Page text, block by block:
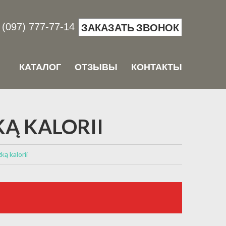
ЗАКАЗАТЬ ЗВОНОК
(097) 777-77-14
КАТАЛОГ ОТЗЫВЫ КОНТАКТЫ
KALORII
kalorii